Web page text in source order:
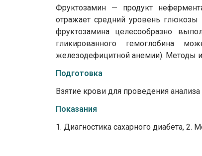
Фруктозамин — продукт
отражает средний уровень
фруктозамина целесообразно
гликированного гемоглобина
железодефицитной анемии). Методы
Подготовка
Взятие крови для проведения
Показания
1. Диагностика сахарного диабета, 2.